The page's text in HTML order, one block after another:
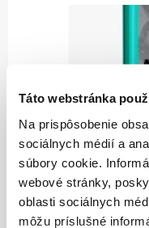
Táto webstránka
Na prispôsobenie
sociálnych médií a
súbory cookie.
webové stránky,
oblasti sociálnych
môžu príslušné
22.70
AIR FILTER OIL 206 1L
ZOBRAZIŤ VIAC